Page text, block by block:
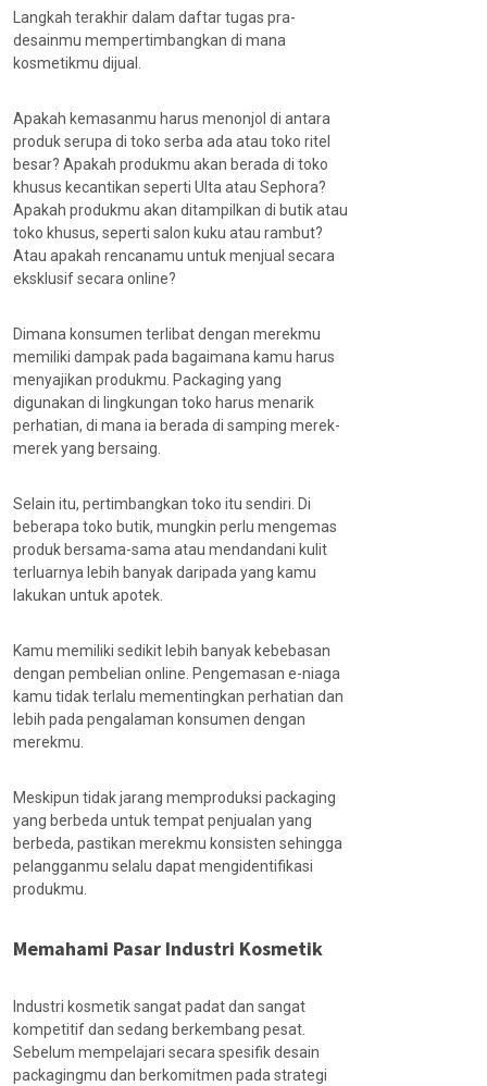
Langkah terakhir dalam daftar tugas pra-
desainmu mempertimbangkan di mana
kosmetikmu dijual.
Apakah kemasanmu harus menonjol di antara
produk serupa di toko serba ada atau toko ritel
besar? Apakah produkmu akan berada di toko
khusus kecantikan seperti Ulta atau Sephora?
Apakah produkmu akan ditampilkan di butik atau
toko khusus, seperti salon kuku atau rambut?
Atau apakah rencanamu untuk menjual secara
eksklusif secara online?
Dimana konsumen terlibat dengan merekmu
memiliki dampak pada bagaimana kamu harus
menyajikan produkmu. Packaging yang
digunakan di lingkungan toko harus menarik
perhatian, di mana ia berada di samping merek-
merek yang bersaing.
Selain itu, pertimbangkan toko itu sendiri. Di
beberapa toko butik, mungkin perlu mengemas
produk bersama-sama atau mendandani kulit
terluarnya lebih banyak daripada yang kamu
lakukan untuk apotek.
Kamu memiliki sedikit lebih banyak kebebasan
dengan pembelian online. Pengemasan e-niaga
kamu tidak terlalu mementingkan perhatian dan
lebih pada pengalaman konsumen dengan
merekmu.
Meskipun tidak jarang memproduksi packaging
yang berbeda untuk tempat penjualan yang
berbeda, pastikan merekmu konsisten sehingga
pelangganmu selalu dapat mengidentifikasi
produkmu.
Memahami Pasar Industri Kosmetik
Industri kosmetik sangat padat dan sangat
kompetitif dan sedang berkembang pesat.
Sebelum mempelajari secara spesifik desain
packagingmu dan berkomitmen pada strategi